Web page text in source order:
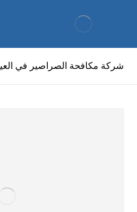
شركة مكافحة الصراصير في العين |0568950034| رش